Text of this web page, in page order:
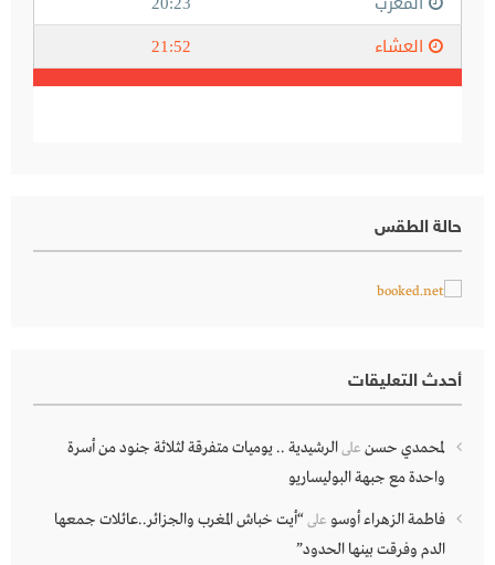
حالة الطقس
أحدث التعليقات
لمحمدي حسن علىالرشيدية .. يوميات متفرقة لثلاثة جنود من أسرة
واحدة مع جبهة البوليساريو
فاطمة الزهراء أوسو على“أيت خباش المغرب والجزائر..عائلات جمعها
الدم وفرقت بينها الحدود”